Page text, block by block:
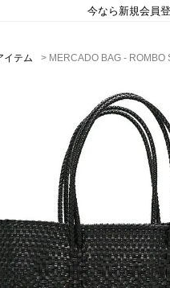
今なら新規会員
イテム MERCADO BAG -